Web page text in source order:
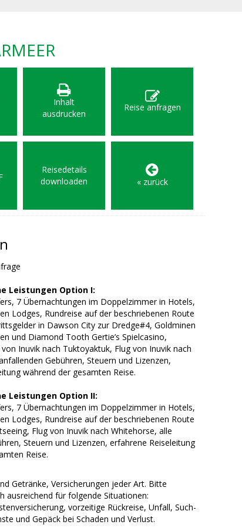
Inhalt
ausdrucken
Reise anfragen
Reisedetails
downloaden
« zurück
Leistungen Option I:
7 Übernachtungen im Doppelzimmer in Hotels,
Lodges, Rundreise auf der beschriebenen Route
in Dawson City zur Dredge#4, Goldminen
und Diamond Tooth Gertie’s Spielcasino,
Inuvik nach Tuktoyaktuk, Flug von Inuvik nach
Gebühren, Steuern und Lizenzen,
während der gesamten Reise.
Leistungen Option II:
7 Übernachtungen im Doppelzimmer in Hotels,
Lodges, Rundreise auf der beschriebenen Route
Flug von Inuvik nach Whitehorse, alle
Steuern und Lizenzen, erfahrene Reiseleitung
Reise.
Getränke, Versicherungen jeder Art. Bitte
ausreichend für folgende Situationen:
vorzeitige Rückreise, Unfall, Such-
und Gepäck bei Schaden und Verlust.